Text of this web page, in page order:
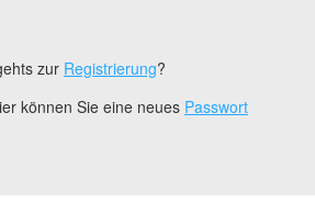
zur Registrierung?
können Sie eine neues Passwort